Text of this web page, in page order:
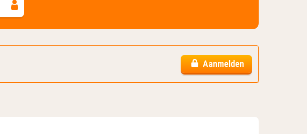
Aanmelden